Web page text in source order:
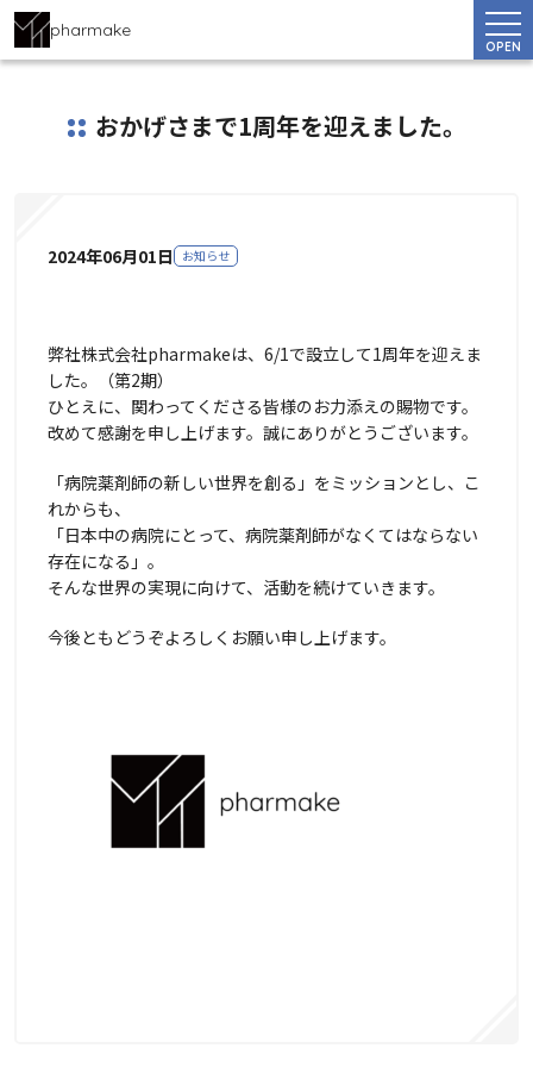
pharmake
OPEN
おかげさまで1周年を迎えました。
2024年06月01日 お知らせ
弊社株式会社pharmakeは、6/1で設立して1周年を迎えま
した。（第2期）
ひとえに、関わってくださる皆様のお力添えの賜物です。
改めて感謝を申し上げます。誠にありがとうございます。
「病院薬剤師の新しい世界を創る」をミッションとし、こ
れからも、
「日本中の病院にとって、病院薬剤師がなくてはならない
存在になる」。
そんな世界の実現に向けて、活動を続けていきます。
今後ともどうぞよろしくお願い申し上げます。